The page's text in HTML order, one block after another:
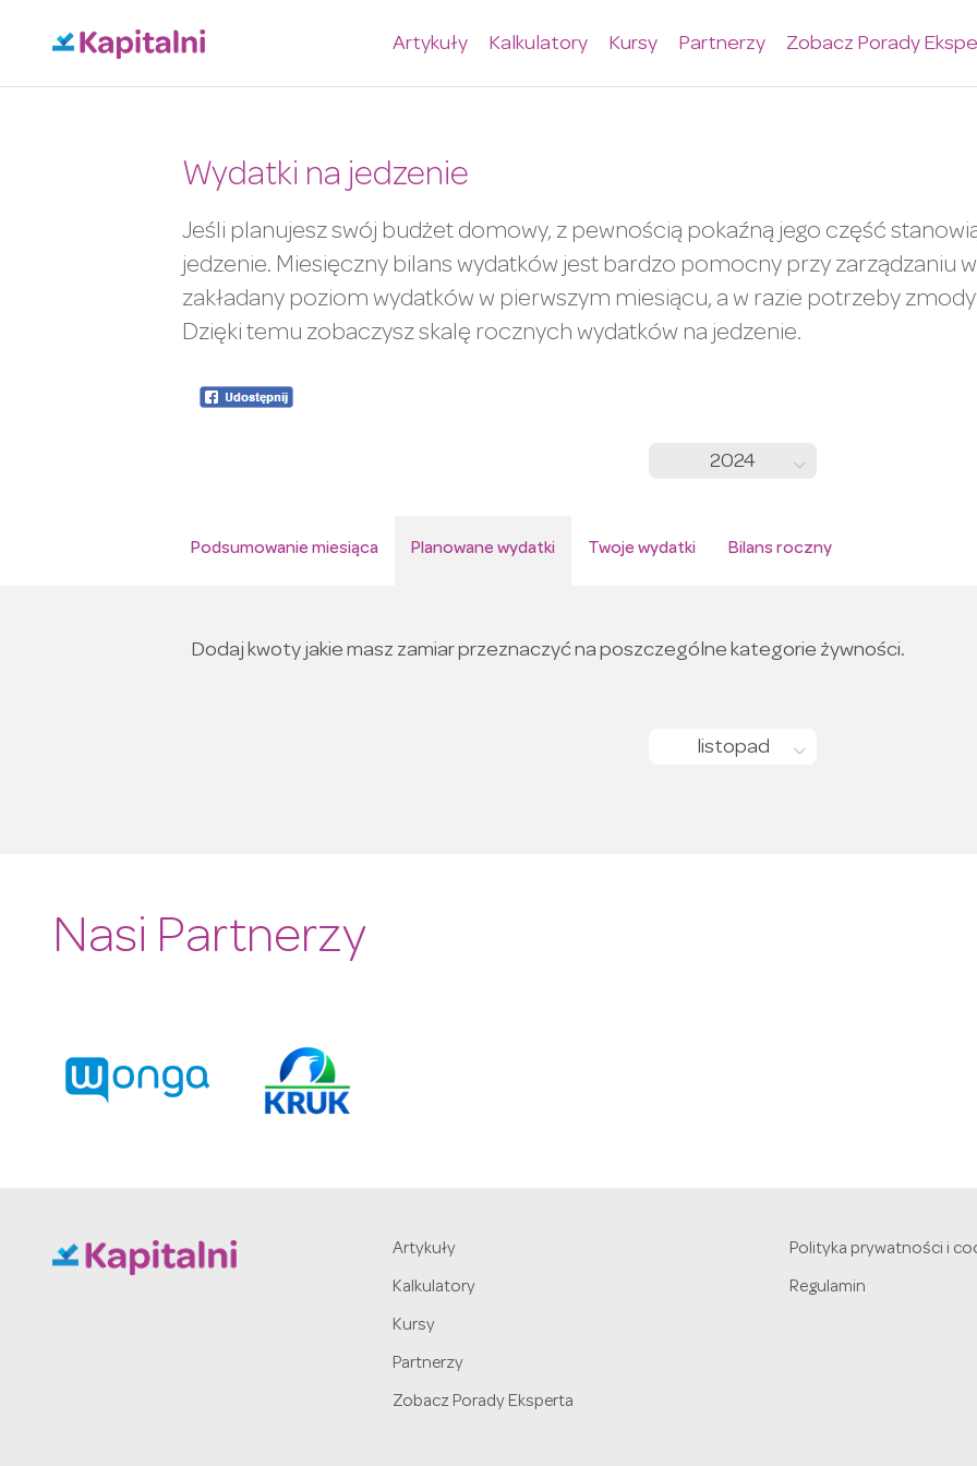
Artykuły Kalkulatory Kursy Partnerzy Zobacz Porady
Wydatki na jedzenie
Jeśli planujesz swój budżet domowy, z pewnością pokaźną jego część
jedzenie. Miesięczny bilans wydatków jest bardzo pomocny przy zarządzaniu
zakładany poziom wydatków w pierwszym miesiącu, a w razie potrzeby
Dzięki temu zobaczysz skalę rocznych wydatków na jedzenie.
2024
Podsumowanie miesiąca Planowane wydatki Twoje wydatki Bilans roczny
Dodaj kwoty jakie masz zamiar przeznaczyć na poszczególne kategorie żywności.
listopad
Nasi Partnerzy
Artykuły
Kalkulatory
Kursy
Partnerzy
Zobacz Porady Eksperta
Polityka prywatności i
Regulamin